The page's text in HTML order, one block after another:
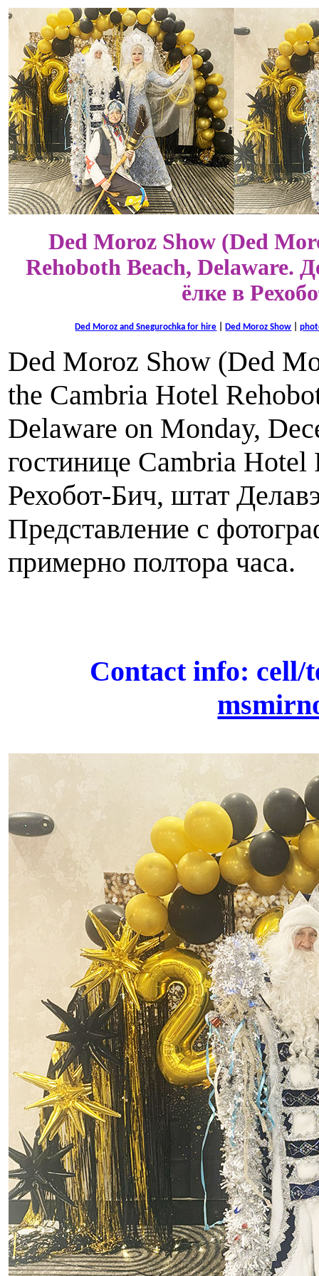
Ded Moroz Show (Ded
Rehoboth Beach, Delaware.
ёлке в
Ded Moroz and Snegurochka for hire Ded Moroz Show |
Ded Moroz Show (Ded
the Cambria Hotel
Delaware on Monday,
гостинице Cambria Hotel
Рехобот-Бич, штат
Представление с
примерно полтора часа.
Contact info: cell/